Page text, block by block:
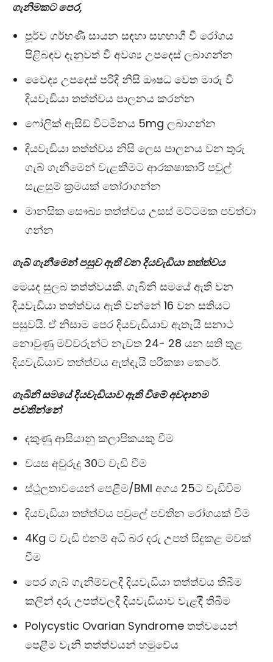
ගැනිමකට පෙර,
පූර්ව ගර්භණී සායන සඳහා සහභාගී වී රෝගය
පිළිබඳව දැනුවත් වී අවශ්‍ය උපදෙස් ලබාගන්න
වෛද්‍ය උපදෙස් පරිදි නිසි ඖෂධ වෙත මාරු වී
දියවැඩියා තත්ත්වය පාලනය කරන්න
ෆෝලික් ඇසිඩ් විටමිනය 5mg ලබාගන්න
දියවැඩියා තත්ත්වය නිසි ලෙස පාලනය වන තුරු
ගැබ් ගැනීමෙන් වැළකීමට ආරක‍ෂාකාරි පවුල්
සැළසුම් ක්‍රමයක් තෝරාගන්න
මානසික සෞඛ්‍ය තත්ත්වය උසස් මට්ටමක පවත්වා
ගන්න
ගැබ් ගැනීමෙන් පසුව ඇති වන දියවැඩියා තත්ත්වය
මෙයද සුලබ තත්ත්වයකි. ගැබිනි සමයේ ඇති වන
දියවැඩියා තත්ත්වය ඇති වන්නේ 16 වන සතියට
පසුවයි. ඒ නිසාම පෙර දියවැඩියාව ඇතැයි සනාථ
නොවුණු මව්වරුන්ට නැවත 24- 28 යන සති තුළ
දියවැඩියාව තත්ත්වය ඇත්දැයි පරීක‍ෂා කෙරේ.
ගැබිනි සමයේ දියවැඩියාව ඇති වීමේ අවදානම
පවතින්නේ
දකුණු ආසියානු කලාපිකයකු වීම
වයස අවුරුදු 30ට වැඩි වීම
ස්ථූලතාවයෙන් පෙළීම/BMI අගය 25ට වැඩිවීම
දියවැඩියා තත්ත්වය පවුලේ පවතින රෝගයක් වීම
4Kg ට වැඩි එනම් අධි බර දරු උපත් සිදුකළ මවක්
වීම
පෙර ගැබ් ගැනීම්වලදී දියවැඩියා තත්ත්වය තිබීම
කලින් දරු උපත්වලදී දියවැඩියාව වැළඳිී තිබීම
Polycystic Ovarian Syndrome තත්වයෙන්
පෙළීම වැනි තත්ත්වයන් හමුවේය